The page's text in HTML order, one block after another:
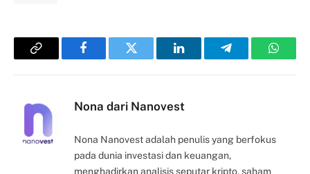
Copy
FacebookTwitter LinkedInTelegram
Nona dari Nanovest
Nona Nanovest adalah penulis yang berfokus
pada dunia investasi dan keuangan,
menghadirkan analisis seputar kripto, saham